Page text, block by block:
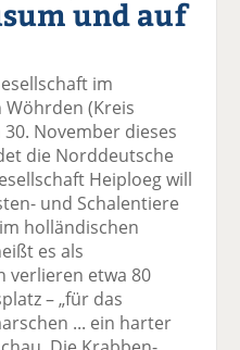
el
a
F
ac
e
b
o
o
k
il
e
n
el
t
tt
er
n
el
a
n
k
e
di
n
te
e
el
p
ai
l
v
er
d
n
el
D
n
und auf
im
(Kreis
November dieses
die Norddeutsche
Heiploeg will
und Schalentiere
holländischen
es als
verlieren etwa 80
– „für das
... ein harter